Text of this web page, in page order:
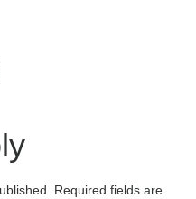
Required fields are